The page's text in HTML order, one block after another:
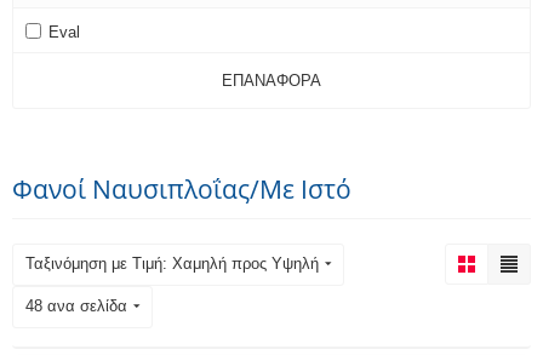
Eval
ΕΠΑΝΑΦΟΡΆ
Φανοί Ναυσιπλοΐας/Με Ιστό
Ταξινόμηση με Τιμή: Χαμηλή προς Υψηλή
48 ανα σελίδα